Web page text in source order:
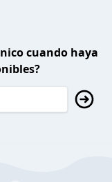
cuando haya